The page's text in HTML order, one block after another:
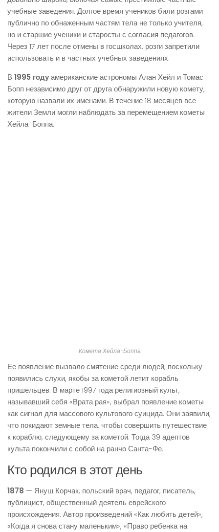
учебные заведения. Долгое время учеников били розгами
публично по обнаженным частям тела не только учителя,
но и старшие ученики и старосты с согласия педагогов.
Через 17 лет после отмены в госшколах, розги запретили
использовать и в частных учебных заведениях.
В 1995 годуамериканские астрономы Алан Хейл и Томас
Бопп независимо друг от друга обнаружили новую комету,
которую назвали их именами. В течение 18 месяцев все
жители Земли могли наблюдать за перемещением кометы
Хейла-Боппа.
Комета Хейла-Боппа
Ее появление вызвало смятение среди людей, поскольку
появились слухи, якобы за кометой летит корабль
пришельцев. В марте 1997 года религиозный культ,
называвший себя «Врата рая», выбрал появление кометы
как сигнал для массового культового суицида. Они заявили,
что покидают земные тела, чтобы совершить путешествие
к кораблю, следующему за кометой. Тогда 39 адептов
культа покончили с собой на ранчо Санта-Фе.
Кто родился в этот день
1878 — Януш Корчак, польский врач, педагог, писатель,
публицист, общественный деятель еврейского
происхождения. Автор произведений «Как любить детей»,
«Когда я снова стану маленьким», «Право ребенка на